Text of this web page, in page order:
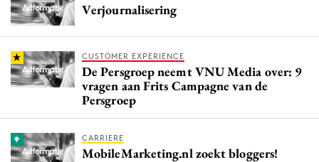
Verjournalisering
CUSTOMER EXPERIENCE
De Persgroep neemt VNU Media over: 9
vragen aan Frits Campagne van de
Persgroep
CARRIERE
MobileMarketing.nl zoekt bloggers!